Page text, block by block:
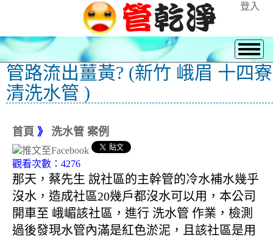
登入
管路流出薑黃? (新竹 峨眉 十四寮
清洗水管 )
首頁 》 洗水管 案例
觀看次數：4276
那天，蔡先生 說社區的主幹管的冷水補水幾乎
沒水，造成社區20幾戶都沒水可以用，本公司
開車至 峨嵋該社區，進行 洗水管 作業，檢測
過後發現水管內滿是紅色淤泥，且該社區是用